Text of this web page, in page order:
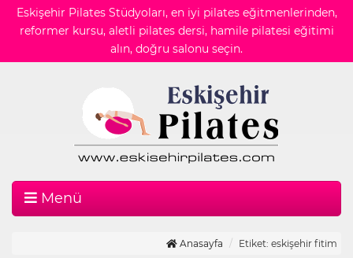
Eskişehir Pilates Stüdyoları, en iyi pilates eğitmenlerinden,
reformer kursu, aletli pilates dersi, hamile pilatesi eğitimi
alın, doğru salonu seçin.
Menü
Anasayfa Etiket: eskişehir fitim